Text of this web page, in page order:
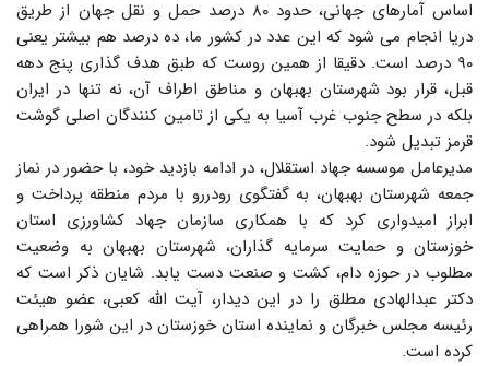
اساس آمارهای جهانی، حدود ۸۰ درصد حمل و نقل جهان از طریق
دریا انجام می شود که این عدد در کشور ما، ده درصد هم بیشتر یعنی
۹۰ درصد است. دقیقا از همین روست که طبق هدف گذاری پنج دهه
قبل، قرار بود شهرستان بهبهان و مناطق اطراف آن، نه تنها در ایران
بلکه در سطح جنوب غرب آسیا به یکی از تامین کنندگان اصلی گوشت
قرمز تبدیل شود.
مدیرعامل موسسه جهاد استقلال، در ادامه بازدید خود، با حضور در نماز
جمعه شهرستان بهبهان، به گفتگوی رودررو با مردم منطقه پرداخت و
ابراز امیدواری کرد که با همکاری سازمان جهاد کشاورزی استان
خوزستان و حمایت سرمایه گذاران، شهرستان بهبهان به وضعیت
مطلوب در حوزه دام، کشت و صنعت دست یابد. شایان ذکر است که
دکتر عبدالهادی مطلق را در این دیدار، آیت الله کعبی، عضو هیئت
رئیسه مجلس خبرگان و نماینده استان خوزستان در این شورا همراهی
کرده است.